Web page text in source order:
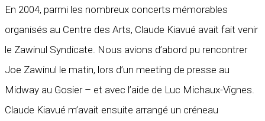
En 2004, parmi les nombreux concerts mémorables
organisés au Centre des Arts, Claude Kiavué avait fait venir
le Zawinul Syndicate. Nous avions d’abord pu rencontrer
Joe Zawinul le matin, lors d’un meeting de presse au
Midway au Gosier – et avec l’aide de Luc Michaux-Vignes.
Claude Kiavué m’avait ensuite arrangé un créneau